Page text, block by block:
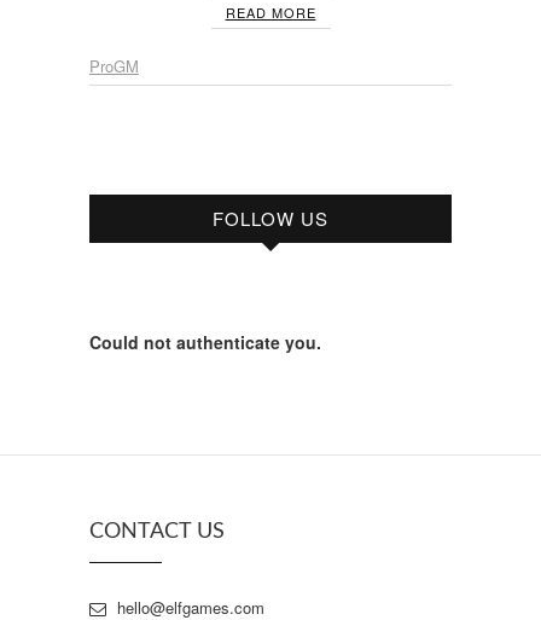
READ MORE
ProGM
FOLLOW US
Could not authenticate you.
CONTACT US
hello@elfgames.com